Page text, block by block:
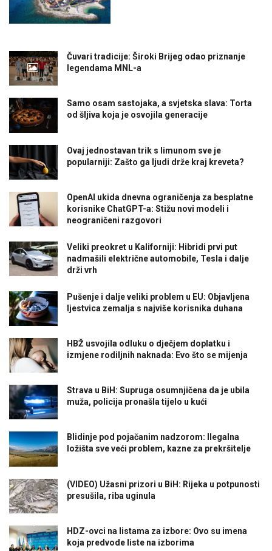
Čuvari tradicije: Široki Brijeg odao priznanje
legendama MNL-a
Samo osam sastojaka, a svjetska slava: Torta
od šljiva koja je osvojila generacije
Ovaj jednostavan trik s limunom sve je
popularniji: Zašto ga ljudi drže kraj kreveta?
OpenAI ukida dnevna ograničenja za besplatne
korisnike ChatGPT-a: Stižu novi modeli i
neograničeni razgovori
Veliki preokret u Kaliforniji: Hibridi prvi put
nadmašili električne automobile, Tesla i dalje
drži vrh
Pušenje i dalje veliki problem u EU: Objavljena
ljestvica zemalja s najviše korisnika duhana
HBŽ usvojila odluku o dječjem doplatku i
izmjene rodiljnih naknada: Evo što se mijenja
Strava u BiH: Supruga osumnjičena da je ubila
muža, policija pronašla tijelo u kući
Blidinje pod pojačanim nadzorom: Ilegalna
ložišta sve veći problem, kazne za prekršitelje
(VIDEO) Užasni prizori u BiH: Rijeka u potpunosti
presušila, riba uginula
HDZ-ovci na listama za izbore: Ovo su imena
koja predvode liste na izborima